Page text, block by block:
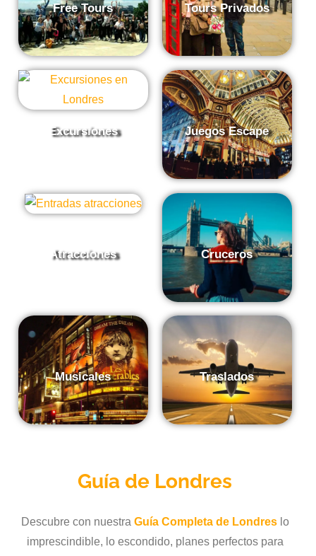
Free Tours Tours Privados
Excursiones Juegos Escape
Atracciones Cruceros
Musicales Traslados
Guía de Londres
Descubre con nuestra Guía Completa de Londres lo
imprescindible, lo escondido, planes perfectos para